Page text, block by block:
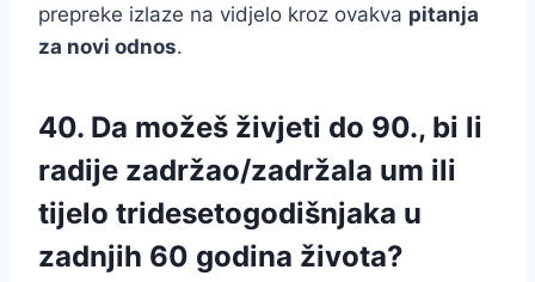
prepreke izlaze na vidjelo kroz ovakva pitanja
za novi odnos.
40. Da možeš živjeti do 90., bi li
radije zadržao/zadržala um ili
tijelo tridesetogodišnjaka u
zadnjih 60 godina života?